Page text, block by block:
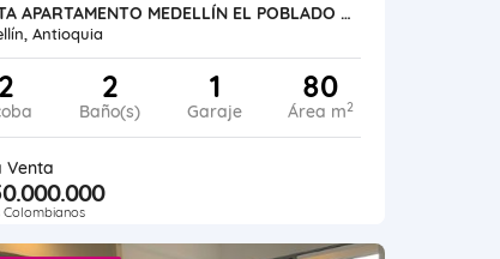
VENTA APARTAMENTO MEDELLÍN EL POBLADO EL TESORO
Antioquia
2 2
Baño(s)
1
Garaje
80
Área m2
Venta
Colombianos